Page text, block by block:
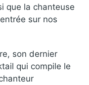
que la chanteuse
sur nos
son dernier
qui compile le